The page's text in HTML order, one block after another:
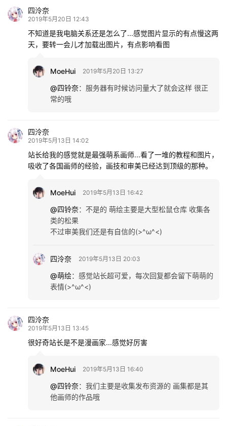
四泠奈
2019年5月20日 12:43
不知道是我电脑关系还是怎么了...感觉图片显示的有点慢这两
天，要转一会儿才加载出图片，有点影响看图
MoeHui 2019年5月20日 13:27
@四铃奈： 服务器有时候访问量大了就会这样 很正
常的哦
四泠奈
2019年5月13日 14:02
站长给我的感觉就是最强萌系画师...看了一堆的教程和图片，
吸收了各国画师的经验，画技和审美已经达到顶级的那种。
MoeHui 2019年5月13日 16:42
@四铃奈： 不是的 萌绘主要是大型松鼠仓库 收集各
类的松果
不过审美我们还是有自信的(>^ω^<)
四泠奈 2019年5月13日 20:03
@萌绘： 感觉站长超可爱，每次回复都会留下萌萌的
表情(>^ω^<)
四泠奈
2019年5月13日 13:45
很好奇站长是不是漫画家...感觉好厉害
MoeHui 2019年5月13日 16:40
@四铃奈： 我们主要是收集发布资源的 画集都是其
他画师的作品哦